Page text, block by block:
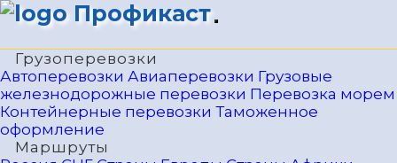
Профикаст
Грузоперевозки
Автоперевозки Авиаперевозки Грузовые
железнодорожные перевозки Перевозка морем
Контейнерные перевозки Таможенное
оформление
Маршруты